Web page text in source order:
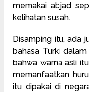
memakai abjad
kelihatan susah.
Disamping itu, ada
bahasa Turki
bahwa warna asli
memanfaatkan
itu dipakai di